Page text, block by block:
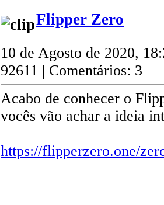
Flipper Zero
10 de Agosto de 2020,
92611 | Comentários: 3
Acabo de conhecer o
vocês vão achar a ideia
https://flipperzero.one/